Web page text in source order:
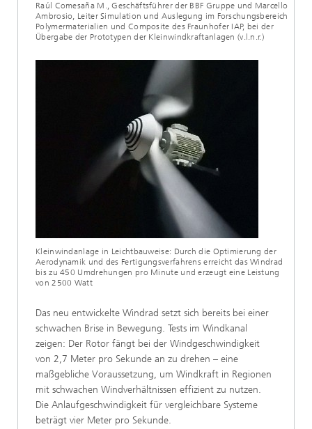
Raúl Comesaña M., Geschäftsführer der BBF Gruppe und Marcello
Ambrosio, Leiter Simulation und Auslegung im Forschungsbereich
Polymermaterialien und Composite des Fraunhofer IAP, bei der
Übergabe der Prototypen der Kleinwindkraftanlagen (v.l.n.r.)
Kleinwindanlage in Leichtbauweise: Durch die Optimierung der
Aerodynamik und des Fertigungsverfahrens erreicht das Windrad
bis zu 450 Umdrehungen pro Minute und erzeugt eine Leistung
von 2500 Watt
Das neu entwickelte Windrad setzt sich bereits bei einer
schwachen Brise in Bewegung. Tests im Windkanal
zeigen: Der Rotor fängt bei der Windgeschwindigkeit
von 2,7 Meter pro Sekunde an zu drehen – eine
maßgebliche Voraussetzung, um Windkraft in Regionen
mit schwachen Windverhältnissen effizient zu nutzen.
Die Anlaufgeschwindigkeit für vergleichbare Systeme
beträgt vier Meter pro Sekunde.